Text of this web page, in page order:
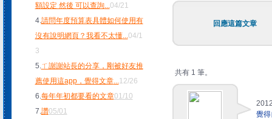
額設定 然後 可以查詢...04/21
4.請問年度預算表具體如何使用有
沒有說明網頁？我看不太懂...04/1
3
5.ㄒ謝謝站長的分享，剛被好友推
薦使用這app，覺得文章...12/26
6.每年年初都要看的文章01/10
7.讚05/01
回應這篇文章
共有 1 筆。
覺